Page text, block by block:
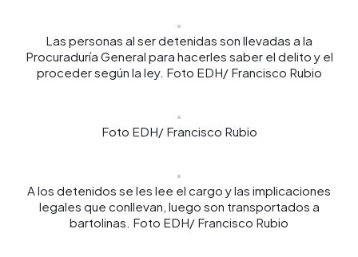
Las personas al ser detenidas son llevadas a la
Procuraduría General para hacerles saber el delito y el
proceder según la ley. Foto EDH/ Francisco Rubio
Foto EDH/ Francisco Rubio
A los detenidos se les lee el cargo y las implicaciones
legales que conllevan, luego son transportados a
bartolinas. Foto EDH/ Francisco Rubio